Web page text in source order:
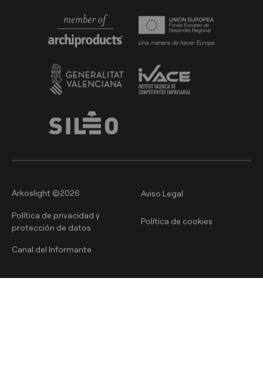
Arkoslight ©2026 Aviso Legal
Política de privacidad y
protección de datos
Política de cookies
Canal del Informante